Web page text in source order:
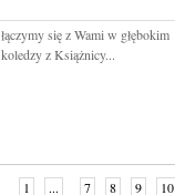
się z Wami w głębokim
z Książnicy...
1 ... 7 8 9 10